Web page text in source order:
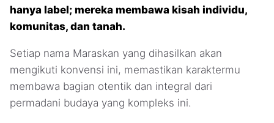
hanya label; mereka membawa kisah individu,
komunitas, dan tanah.
Setiap nama Maraskan yang dihasilkan akan
mengikuti konvensi ini, memastikan karaktermu
membawa bagian otentik dan integral dari
permadani budaya yang kompleks ini.